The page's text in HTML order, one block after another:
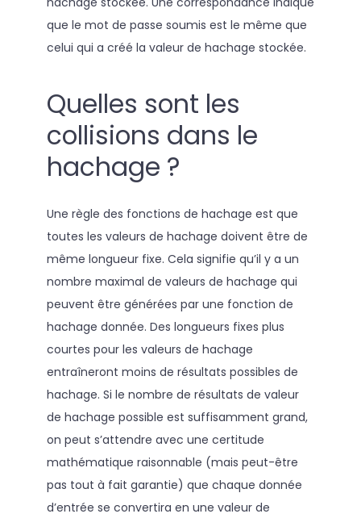
que le mot de passe soumis est le même que
celui qui a créé la valeur de hachage stockée.
Quelles sont les
collisions dans le
hachage ?
Une règle des fonctions de hachage est que
toutes les valeurs de hachage doivent être de
même longueur fixe. Cela signifie qu’il y a un
nombre maximal de valeurs de hachage qui
peuvent être générées par une fonction de
hachage donnée. Des longueurs fixes plus
courtes pour les valeurs de hachage
entraîneront moins de résultats possibles de
hachage. Si le nombre de résultats de valeur
de hachage possible est suffisamment grand,
on peut s’attendre avec une certitude
mathématique raisonnable (mais peut-être
pas tout à fait garantie) que chaque donnée
d’entrée se convertira en une valeur de